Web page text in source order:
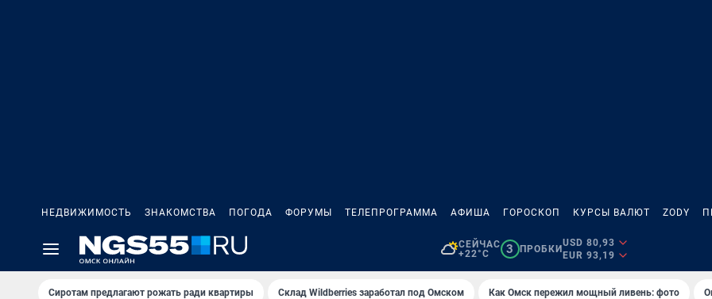
НЕДВИЖИМОСТЬ ЗНАКОМСТВА ПОГОДА ФОРУМЫ ТЕЛЕПРОГРАММА АФИША ГОРОСКОП КУРСЫ ВАЛЮТ ZODY
СЕЙЧАС
+22°C
3 ПРОБКИ
USD 80,93
EUR 93,19
Сиротам предлагают рожать ради квартиры Склад Wildberries заработал под Омском Как Омск пережил мощный ливень: фото